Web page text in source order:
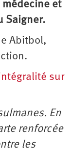
et
Saigner.
Abitbol,
sur
En
renforcée
les